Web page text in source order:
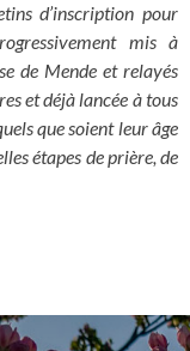
d’inscription pour
mis à
de Mende et relayés
et déjà lancée à tous
que soient leur âge
étapes de prière, de